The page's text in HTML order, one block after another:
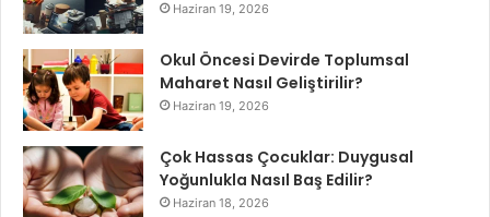
Haziran 19, 2026
Okul Öncesi Devirde Toplumsal
Maharet Nasıl Geliştirilir?
Haziran 19, 2026
Çok Hassas Çocuklar: Duygusal
Yoğunlukla Nasıl Baş Edilir?
Haziran 18, 2026